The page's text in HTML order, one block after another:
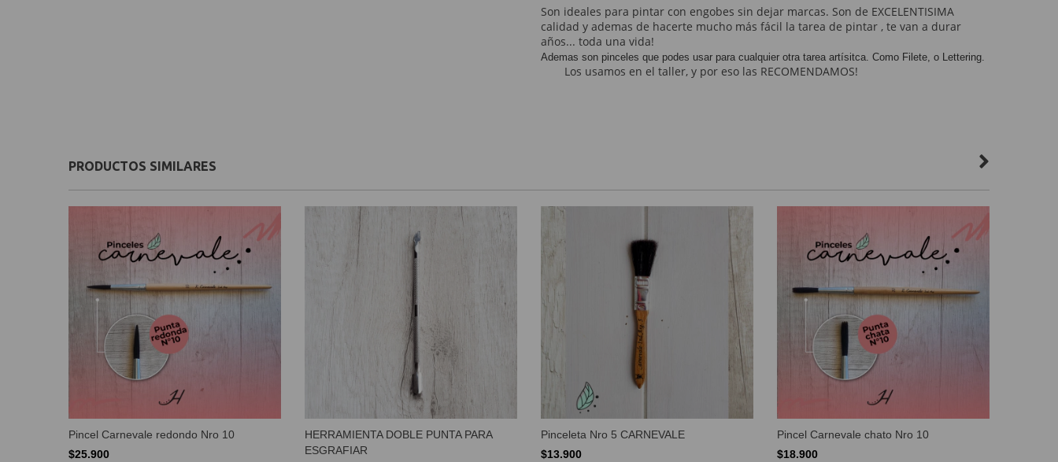
Son ideales para pintar con engobes sin dejar marcas. Son de EXCELENTISIMA
calidad y ademas de hacerte mucho más fácil la tarea de pintar , te van a durar
años... toda una vida!
Ademas son pinceles que podes usar para cualquier otra tarea artísitca. Como Filete, o Lettering.
Los usamos en el taller, y por eso las RECOMENDAMOS!
PRODUCTOS SIMILARES
Pincel Carnevale redondo Nro 10
$25.900
HERRAMIENTA DOBLE PUNTA PARA
ESGRAFIAR
Pinceleta Nro 5 CARNEVALE
$13.900
Pincel Carnevale chato Nro 10
$18.900